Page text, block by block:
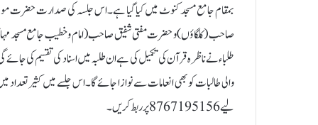
بمقام جامع مسجد کنوٹ میں کیا گیا ہے۔اس جلسہ کی صدارت حضرت
صاحب (کلگاؤں) و حضرت مفتی شفیق صاحب (امام و خطیب جامع مسجد مہا
والی طالبات کو بھی انعامات سے نوازا جائے گا۔اس جلسے میں کثیر
لیے 8767195156 پر ربط کریں ۔